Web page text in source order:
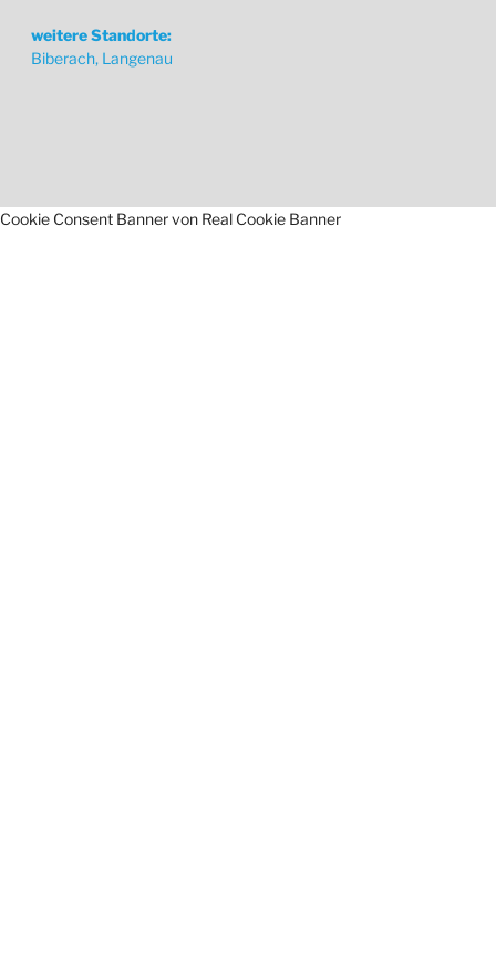
weitere Standorte:
Biberach, Langenau
Cookie Consent Banner von Real Cookie Banner